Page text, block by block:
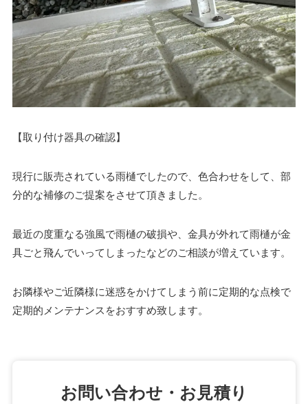
【取り付け器具の確認】
現行に販売されている雨樋でしたので、色合わせをして、部
分的な補修のご提案をさせて頂きました。
最近の度重なる強風で雨樋の破損や、金具が外れて雨樋が金
具ごと飛んでいってしまったなどのご相談が増えています。
お隣様やご近隣様に迷惑をかけてしまう前に定期的な点検で
定期的メンテナンスをおすすめ致します。
お問い合わせ・お見積り